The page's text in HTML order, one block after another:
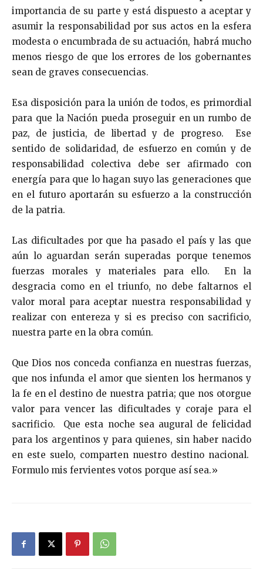
importancia de su parte y está dispuesto a aceptar y
asumir la responsabilidad por sus actos en la esfera
modesta o encumbrada de su actuación, habrá mucho
menos riesgo de que los errores de los gobernantes
sean de graves consecuencias.
Esa disposición para la unión de todos, es primordial
para que la Nación pueda proseguir en un rumbo de
paz, de justicia, de libertad y de progreso. Ese
sentido de solidaridad, de esfuerzo en común y de
responsabilidad colectiva debe ser afirmado con
energía para que lo hagan suyo las generaciones que
en el futuro aportarán su esfuerzo a la construcción
de la patria.
Las dificultades por que ha pasado el país y las que
aún lo aguardan serán superadas porque tenemos
fuerzas morales y materiales para ello. En la
desgracia como en el triunfo, no debe faltarnos el
valor moral para aceptar nuestra responsabilidad y
realizar con entereza y si es preciso con sacrificio,
nuestra parte en la obra común.
Que Dios nos conceda confianza en nuestras fuerzas,
que nos infunda el amor que sienten los hermanos y
la fe en el destino de nuestra patria; que nos otorgue
valor para vencer las dificultades y coraje para el
sacrificio. Que esta noche sea augural de felicidad
para los argentinos y para quienes, sin haber nacido
en este suelo, comparten nuestro destino nacional.
Formulo mis fervientes votos porque así sea.»